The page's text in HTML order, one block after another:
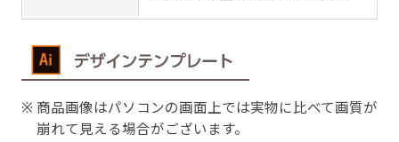
商品画像はパソコンの画面上では実物に比べて画質が
崩れて見える場合がございます。
作成しパイプを入れてその間に紐を通します。壁
際の装飾などにとてもお役立ち！
作成しパイプを入れてその間に紐を通します。壁
際の装飾などにとてもお役立ち！